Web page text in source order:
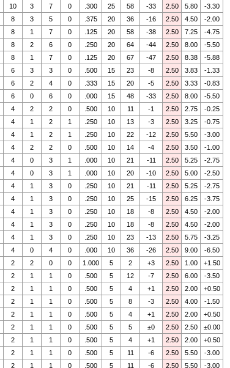
10 3 7 0 .300 25 58 -33 2.50 5.80
-3.30
8 3 5 0 .375 20 36 -16 2.50 4.50
-2.00
8 1 7 0 .125 20 58 -38 2.50 7.25
-4.75
8 2 6 0 .250 20 64 -44 2.50 8.00
-5.50
8 1 7 0 .125 20 67 -47 2.50 8.38
-5.88
6 3 3 0 .500 15 23 -8 2.50 3.83
-1.33
6 2 4 0 .333 15 20 -5 2.50 3.33
-0.83
6 0 6 0 .000 15 48 -33 2.50 8.00
-5.50
4 2 2 0 .500 10 11 -1 2.50 2.75
-0.25
4 1 2 1 .250 10 13 -3 2.50 3.25
-0.75
4 1 2 1 .250 10 22 -12 2.50 5.50
-3.00
4 2 2 0 .500 10 14 -4 2.50 3.50
-1.00
4 0 3 1 .000 10 21 -11 2.50 5.25
-2.75
4 0 3 1 .000 10 20 -10 2.50 5.00
-2.50
4 1 3 0 .250 10 21 -11 2.50 5.25
-2.75
4 1 3 0 .250 10 25 -15 2.50 6.25
-3.75
4 1 3 0 .250 10 18 -8 2.50 4.50
-2.00
4 1 3 0 .250 10 18 -8 2.50 4.50
-2.00
4 1 3 0 .250 10 23 -13 2.50 5.75
-3.25
4 0 4 0 .000 10 36 -26 2.50 9.00
-6.50
2 2 0 0 1.000 5 2 +3 2.50 1.00
+1.50
2 1 1 0 .500 5 12 -7 2.50 6.00
-3.50
2 1 1 0 .500 5 4 +1 2.50 2.00
+0.50
2 1 1 0 .500 5 8 -3 2.50 4.00
-1.50
2 1 1 0 .500 5 4 +1 2.50 2.00
+0.50
2 1 1 0 .500 5 5 ±0 2.50 2.50
±0.00
2 1 1 0 .500 5 4 +1 2.50 2.00
+0.50
2 1 1 0 .500 5 11 -6 2.50 5.50
-3.00
2 1 1 0 .500 5 11 -6 2.50 5.50
-3.00